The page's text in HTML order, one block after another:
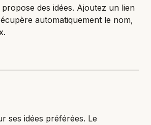
des idées. Ajoutez un lien
automatiquement le nom,
ses idées préférées. Le